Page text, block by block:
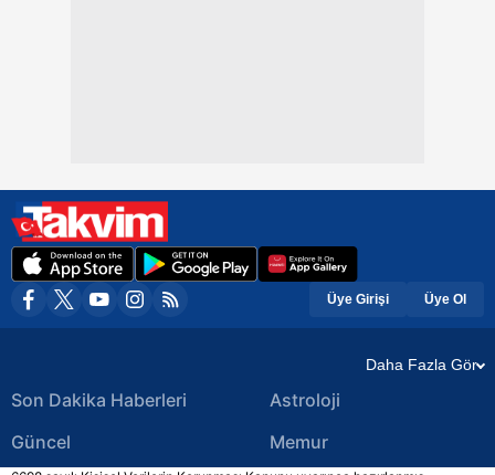
Üye Girişi Üye Ol
Daha Fazla Gör
Son Dakika Haberleri
Güncel
Astroloji
Memur